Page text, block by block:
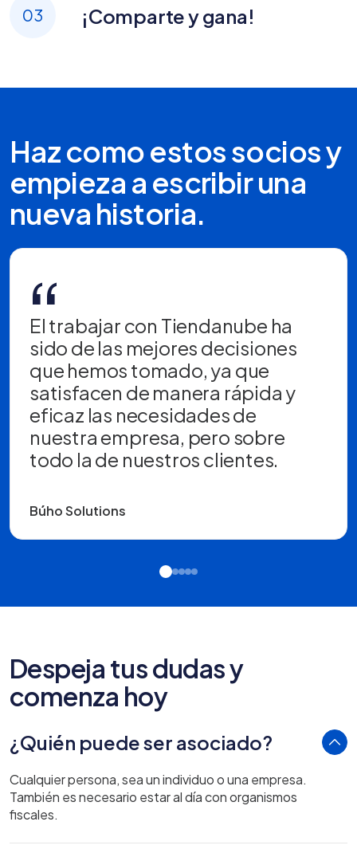
03 ¡Comparte y gana!
Haz como estos socios y
empieza a escribir una
nueva historia.
“
El trabajar con Tiendanube ha
sido de las mejores decisiones
que hemos tomado, ya que
satisfacen de manera rápida y
eficaz las necesidades de
nuestra empresa, pero sobre
todo la de nuestros clientes.
Búho Solutions
Despeja tus dudas y
comenza hoy
¿Quién puede ser asociado?
Cualquier persona, sea un individuo o una empresa.
También es necesario estar al día con organismos
fiscales.